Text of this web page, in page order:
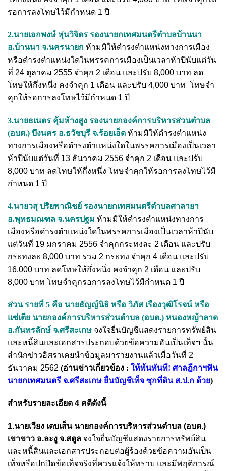
รอการลงโทษไว้มีกำหนด 1 ปี
2.นายเอกพงษ์ หุ่นวิจิตร รองนายกเทศมนตรีตำบลบ้านนา
อ.บ้านนา จ.นครนายก ห้ามมิให้ดำรงตำแหน่งทางการเมือง
หรือดำรงตำแหน่งใดในพรรคการเมืองเป็นเวลาห้าปีนับแต่วัน
ที่ 24 ตุลาคม 2555 จำคุก 2 เดือน และปรับ 8,000 บาท ลด
โทษให้กึ่งหนึ่ง คงจำคุก 1 เดือน และปรับ 4,000 บาท โทษจำ
คุกให้รอการลงโทษไว้มีกำหนด 1 ปี
3.นายธเนตร คุ้มห้างสูง รองนายกองค์การบริหารส่วนตำบล
(อบต.) บึงนคร อ.ธวัชบุรี จ.ร้อยเอ็ด ห้ามมิให้ดำรงตำแหน่ง
ทางการเมืองหรือดำรงตำแหน่งใดในพรรคการเมืองเป็นเวลา
ห้าปีนับแต่วันที่ 13 ธันวาคม 2556 จำคุก 2 เดือน และปรับ
8,000 บาท ลดโทษให้กึ่งหนึ่ง โทษจำคุกให้รอการลงโทษไว้มี
กำหนด 1 ปี
4.นายวสุ ปริยพาณิชย์ รองนายกเทศมนตรีตำบลศาลายา
อ.พุทธมณฑล จ.นครปฐม ห้ามมิให้ดำรงตำแหน่งทางการ
เมืองหรือดำรงตำแหน่งใดในพรรคการเมืองเป็นเวลาห้าปีนับ
แต่วันที่ 19 มกราคม 2556 จำคุกกระทงละ 2 เดือน และปรับ
กระทงละ 8,000 บาท รวม 2 กระทง จำคุก 4 เดือน และปรับ
16,000 บาท ลดโทษให้กึ่งหนึ่ง คงจำคุก 2 เดือน และปรับ
8,000 บาท โทษจำคุกรอการลงโทษไว้มีกำหนด 1 ปี
ส่วน รายที่ 5 คือ นายธัญญ์นิธิ หรือ วิภัส เรืองวุฒิโรจน์ หรือ
แซ่เตีย นายกองค์การบริหารส่วนตำบล (อบต.) หนองหญ้าลาด
อ.กันทรลักษ์ จ.ศรีสะเกษ จงใจยื่นบัญชีแสดงรายการทรัพย์สิน
และหนี้สินและเอกสารประกอบด้วยข้อความอันเป็นเท็จฯ นั้น
สำนักข่าวอิศราเคยนำข้อมูลมารายงานแล้วเมื่อวันที่ 2
ธันวาคม 2562 (อ่านข่าวเกี่ยวข้อง : ให้พ้นทันที! ศาลฎีกาฯฟัน
นายกเทศมนตรี จ.ศรีสะเกษ ยื่นบัญชีเท็จ ซุกที่ดิน ส.ป.ก ด้วย)
สำหรับรายละเอียด 4 คดีดังนี้
1.นายเวียง เตบเส็น นายกองค์การบริหารส่วนตำบล (อบต.)
เขาขาว อ.ละงู จ.สตูล จงใจยื่นบัญชีแสดงรายการทรัพย์สิน
และหนี้สินและเอกสารประกอบต่อผู้ร้องด้วยข้อความอันเป็น
เท็จหรือปกปิดข้อเท็จจริงที่ควรแจ้งให้ทราบ และมีพฤติการณ์